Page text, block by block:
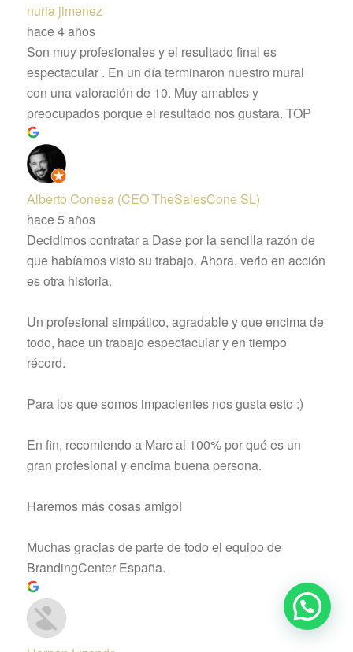
nuria jimenez
hace 4 años
Son muy profesionales y el resultado final es
espectacular . En un día terminaron nuestro mural
con una valoración de 10. Muy amables y
preocupados porque el resultado nos gustara. TOP
Alberto Conesa (CEO TheSalesCone SL)
hace 5 años
Decidimos contratar a Dase por la sencilla razón de
que habíamos visto su trabajo. Ahora, verlo en acción
es otra historia.
Un profesional simpático, agradable y que encima de
todo, hace un trabajo espectacular y en tiempo
récord.
Para los que somos impacientes nos gusta esto :)
En fin, recomiendo a Marc al 100% por qué es un
gran profesional y encima buena persona.
Haremos más cosas amigo!
Muchas gracias de parte de todo el equipo de
BrandingCenter España.